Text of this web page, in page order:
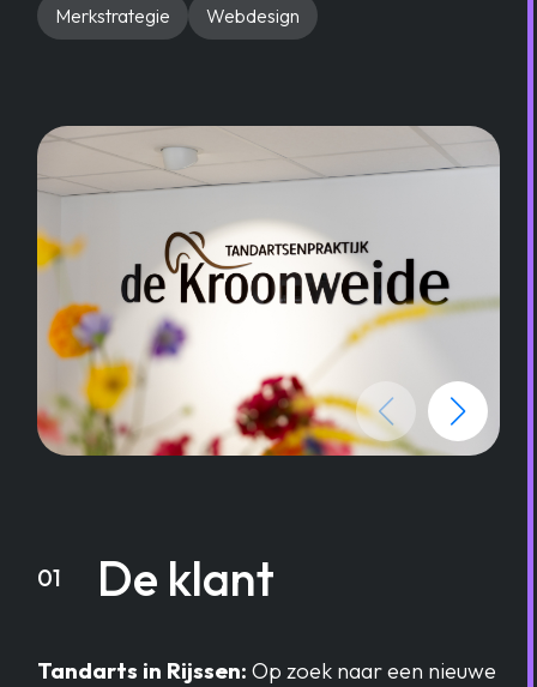
Merkstrategie
Webdesign
01 De klant
Tandarts in Rijssen: Op zoek naar een nieuwe